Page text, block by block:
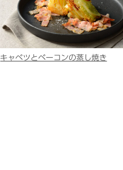
キャベツとベーコンの蒸し焼き